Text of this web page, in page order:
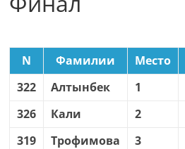
N Фамилии Место
322
Алтынбек 1
326
Кали 2
319
Трофимова 3